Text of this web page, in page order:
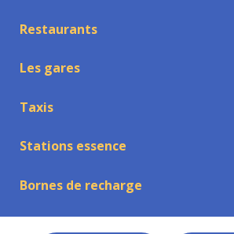
Restaurants
Les gares
Taxis
Stations essence
Bornes de recharge